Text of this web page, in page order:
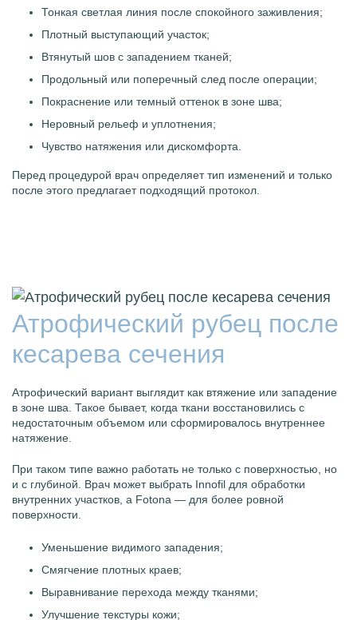
Тонкая светлая линия после спокойного заживления;
Плотный выступающий участок;
Втянутый шов с западением тканей;
Продольный или поперечный след после операции;
Покраснение или темный оттенок в зоне шва;
Неровный рельеф и уплотнения;
Чувство натяжения или дискомфорта.
Перед процедурой врач определяет тип изменений и только
после этого предлагает подходящий протокол.
Атрофический рубец после
кесарева сечения
Атрофический вариант выглядит как втяжение или западение
в зоне шва. Такое бывает, когда ткани восстановились с
недостаточным объемом или сформировалось внутреннее
натяжение.
При таком типе важно работать не только с поверхностью, но
и с глубиной. Врач может выбрать Innofil для обработки
внутренних участков, а Fotona — для более ровной
поверхности.
Уменьшение видимого западения;
Смягчение плотных краев;
Выравнивание перехода между тканями;
Улучшение текстуры кожи;